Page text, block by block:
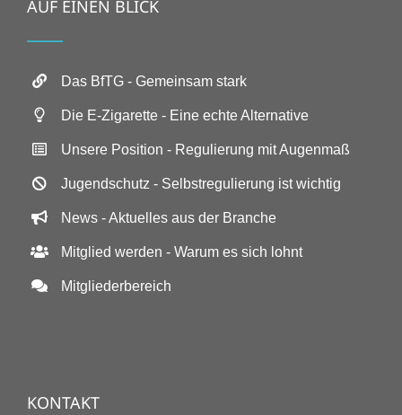
AUF EINEN BLICK
Das BfTG - Gemeinsam stark
Die E-Zigarette - Eine echte Alternative
Unsere Position - Regulierung mit Augenmaß
Jugendschutz - Selbstregulierung ist wichtig
News - Aktuelles aus der Branche
Mitglied werden - Warum es sich lohnt
Mitgliederbereich
KONTAKT